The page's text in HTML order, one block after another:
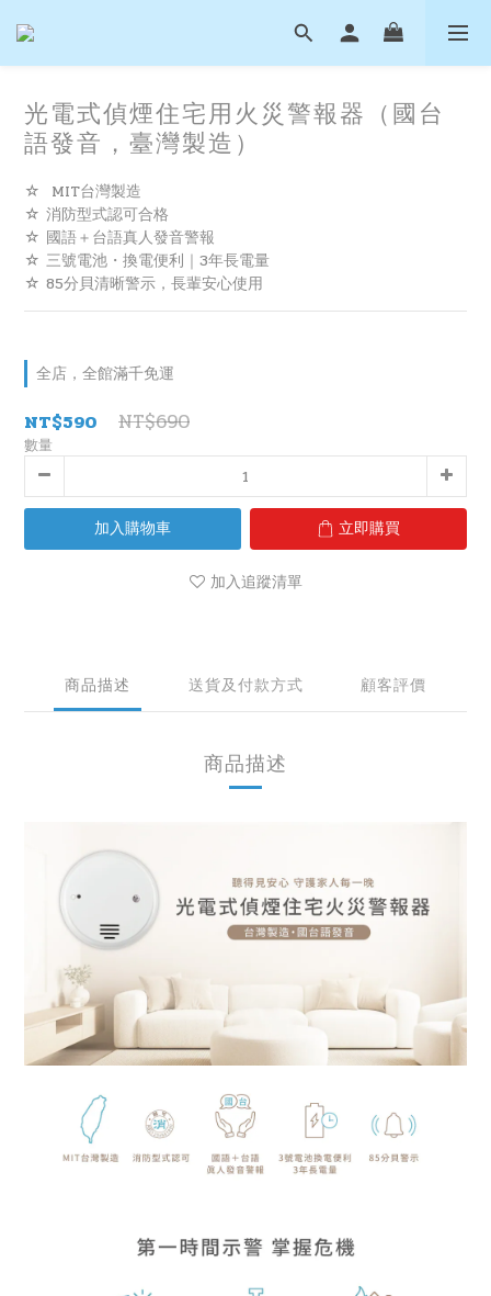
光電式偵煙住宅用火災警報器（國台
語發音，臺灣製造）
☆  MIT台灣製造
☆ 消防型式認可合格
☆ 國語＋台語真人發音警報
☆ 三號電池・換電便利｜3年長電量
☆ 85分貝清晰警示，長輩安心使用
全店，全館滿千免運
NT$590 NT$690
數量
加入購物車 立即購買
加入追蹤清單
商品描述 送貨及付款方式 顧客評價
商品描述